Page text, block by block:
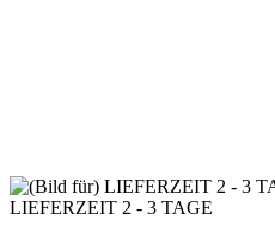
LIEFERZEIT 2 - 3 TAGE